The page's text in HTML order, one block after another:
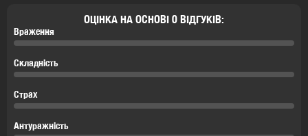
ОЦІНКА НА ОСНОВІ 0 ВІДГУКІВ:
Враження
Складність
Страх
Антуражність